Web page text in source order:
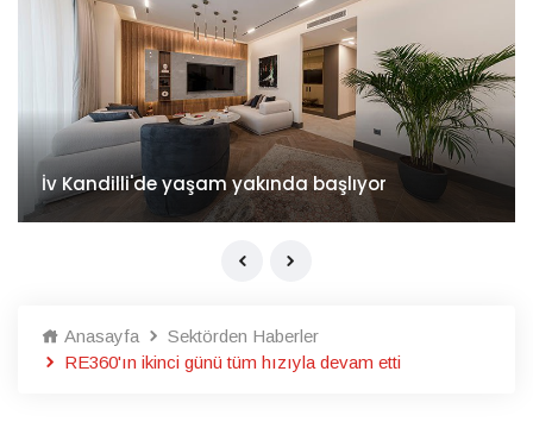
İv Kandilli'de yaşam yakında başlıyor
Anasayfa
Sektörden Haberler
RE360'ın ikinci günü tüm hızıyla devam etti